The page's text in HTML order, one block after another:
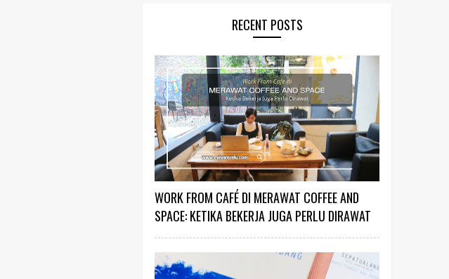
RECENT POSTS
WORK FROM CAFÉ DI MERAWAT COFFEE AND
SPACE: KETIKA BEKERJA JUGA PERLU DIRAWAT